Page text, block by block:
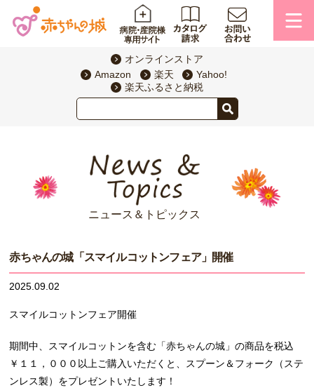
オンラインストア
Amazon
楽天
Yahoo!
楽天ふるさと納税
ニュース＆トピックス
赤ちゃんの城「スマイルコットンフェア」開催
2025.09.02
スマイルコットンフェア開催
期間中、スマイルコットンを含む「赤ちゃんの城」の商品を税込
￥１１，０００以上ご購入いただくと、スプーン＆フォーク（ステ
ンレス製）をプレゼントいたします！